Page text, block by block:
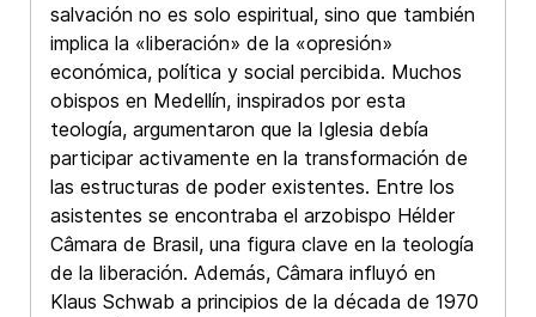
salvación no es solo espiritual, sino que también
implica la «liberación» de la «opresión»
económica, política y social percibida. Muchos
obispos en Medellín, inspirados por esta
teología, argumentaron que la Iglesia debía
participar activamente en la transformación de
las estructuras de poder existentes. Entre los
asistentes se encontraba el arzobispo Hélder
Câmara de Brasil, una figura clave en la teología
de la liberación. Además, Câmara influyó en
Klaus Schwab a principios de la década de 1970